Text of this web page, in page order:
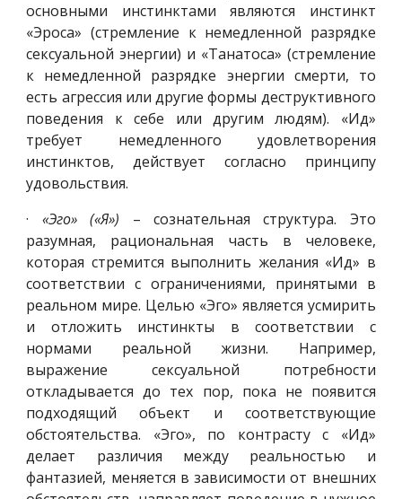
основными инстинктами являются инстинкт
«Эроса» (стремление к немедленной разрядке
сексуальной энергии) и «Танатоса» (стремление
к немедленной разрядке энергии смерти, то
есть агрессия или другие формы деструктивного
поведения к себе или другим людям). «Ид»
требует немедленного удовлетворения
инстинктов, действует согласно принципу
удовольствия.
· «Эго» («Я») – сознательная структура. Это
разумная, рациональная часть в человеке,
которая стремится выполнить желания «Ид» в
соответствии с ограничениями, принятыми в
реальном мире. Целью «Эго» является усмирить
и отложить инстинкты в соответствии с
нормами реальной жизни. Например,
выражение сексуальной потребности
откладывается до тех пор, пока не появится
подходящий объект и соответствующие
обстоятельства. «Эго», по контрасту с «Ид»
делает различия между реальностью и
фантазией, меняется в зависимости от внешних